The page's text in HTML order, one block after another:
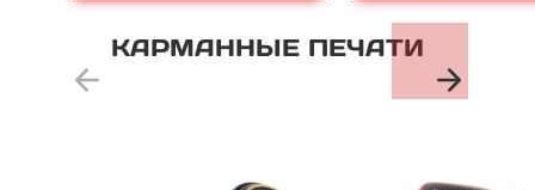
КАРМАННЫЕ ПЕЧАТИ